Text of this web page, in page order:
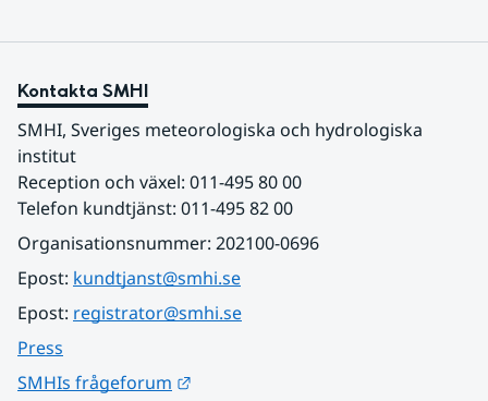
Kontakta SMHI
SMHI, Sveriges meteorologiska och hydrologiska
institut
Reception och växel: 011-495 80 00
Telefon kundtjänst: 011-495 82 00
Organisationsnummer: 202100-0696
Epost: kundtjanst@smhi.se
Epost: registrator@smhi.se
Press
SMHIs frågeforum